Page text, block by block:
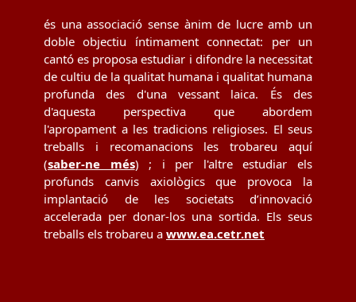
és una associació sense ànim de lucre amb un
doble objectiu íntimament connectat: per un
cantó es proposa estudiar i difondre la necessitat
de cultiu de la qualitat humana i qualitat humana
profunda des d'una vessant laica. És des
d'aquesta perspectiva que abordem
l'apropament a les tradicions religioses. El seus
treballs i recomanacions les trobareu aquí
(saber-ne més) ; i per l'altre estudiar els
profunds canvis axiològics que provoca la
implantació de les societats d’innovació
accelerada per donar-los una sortida. Els seus
treballs els trobareu a www.ea.cetr.net